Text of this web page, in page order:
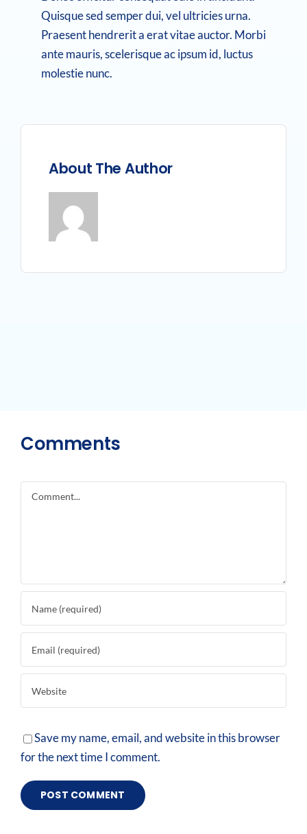
Quisque sed semper dui, vel ultricies urna.
Praesent hendrerit a erat vitae auctor. Morbi
ante mauris, scelerisque ac ipsum id, luctus
molestie nunc.
About The Author
Comments
Comment
Save my name, email, and website in this browser
for the next time I comment.